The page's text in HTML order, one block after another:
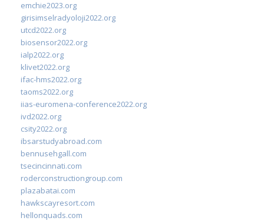
emchie2023.org
girisimselradyoloji2022.org
utcd2022.org
biosensor2022.org
ialp2022.org
klivet2022.org
ifac-hms2022.org
taoms2022.org
iias-euromena-conference2022.org
ivd2022.org
csity2022.org
ibsarstudyabroad.com
bennusehgall.com
tsecincinnati.com
roderconstructiongroup.com
plazabatai.com
hawkscayresort.com
hellonquads.com